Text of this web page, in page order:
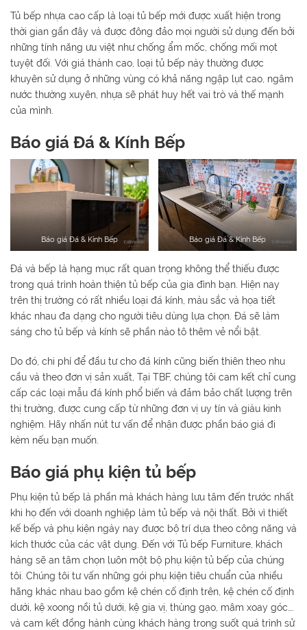
Tủ bếp nhựa cao cấp là loại tủ bếp mới được xuất hiện trong
thời gian gần đây và được đông đảo mọi người sử dụng đến bởi
những tính năng ưu việt như chống ẩm mốc, chống mối mọt
tuyệt đối. Với giá thành cao, loại tủ bếp này thường được
khuyên sử dụng ở những vùng có khả năng ngập lụt cao, ngâm
nước thường xuyên, nhựa sẽ phát huy hết vai trò và thế mạnh
của mình.
Báo giá Đá & Kính Bếp
Báo giá Đá & Kính Bếp Báo giá Đá & Kính Bếp
Đá và bếp là hạng mục rất quan trọng không thể thiếu được
trong quá trình hoàn thiện tủ bếp của gia đình bạn. Hiện nay
trên thị trường có rất nhiều loại đá kính, màu sắc và họa tiết
khác nhau đa dạng cho người tiêu dùng lựa chọn. Đá sẽ làm
sáng cho tủ bếp và kính sẽ phần nào tô thêm vẻ nổi bật.
Do đó, chi phí để đầu tư cho đá kính cũng biến thiên theo nhu
cầu và theo đơn vị sản xuất, Tại TBF, chúng tôi cam kết chỉ cung
cấp các loại mẫu đá kính phổ biến và đảm bảo chất lượng trên
thị trường, được cung cấp từ những đơn vị uy tín và giàu kinh
nghiệm. Hãy nhấn nút tư vấn để nhận được phần báo giá đi
kèm nếu bạn muốn.
Báo giá phụ kiện tủ bếp
Phụ kiện tủ bếp là phần mà khách hàng lưu tâm đến trước nhất
khi họ đến với doanh nghiệp làm tủ bếp và nội thất. Bởi vì thiết
kế bếp và phụ kiện ngày nay được bộ trí dựa theo công năng và
kích thước của các vật dụng. Đến với Tủ bếp Furniture, khách
hàng sẽ an tâm chọn luôn một bộ phụ kiện tủ bếp của chúng
tôi. Chúng tôi tư vấn những gói phụ kiện tiêu chuẩn của nhiều
hãng khác nhau bao gồm kệ chén cố định trên, kệ chén cố định
dưới, kệ xoong nồi tủ dưới, kệ gia vị, thùng gạo, mâm xoay góc….
và cam kết đồng hành cùng khách hàng trong suốt quá trình sử